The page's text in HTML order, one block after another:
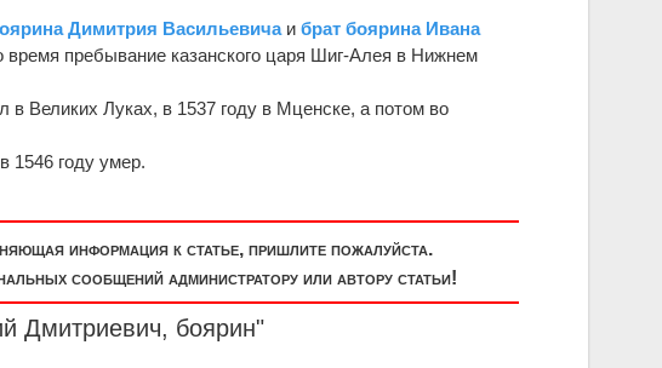
Димитрия Васильевичаибрат боярина Ивана
время пребывание казанского царя Шиг-Алея в Нижнем
в Великих Луках, в 1537 году в Мценске, а потом во
1546 году умер.
информация к статье, пришлите пожалуйста.
сообщений администратору или автору статьи!
Дмитриевич, боярин"